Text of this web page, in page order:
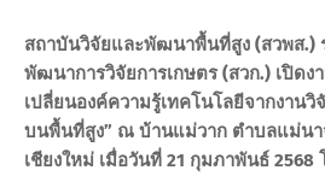
สถาบันวิจัยและพัฒนาพื้นที่สูง (สวพส.)
พัฒนาการวิจัยการเกษตร (สวก.) เปิด
เปลี่ยนองค์ความรู้เทคโนโลยีจากงาน
บนพื้นที่สูง” ณ บ้านแม่วาก ตำบลแม่นา
เชียงใหม่ เมื่อวันที่ 21 กุมภาพันธ์ 2568